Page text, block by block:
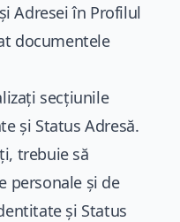
Adresei în Profilul
documentele
secțiunile
și Status Adresă.
trebuie să
personale și de
și Status